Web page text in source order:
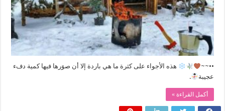
••~~
هذه الأجواء على كثرة ما هي باردة إلا أن صوَرها فيها كمية دفء
عجيبة
.
أكمل القراءة »